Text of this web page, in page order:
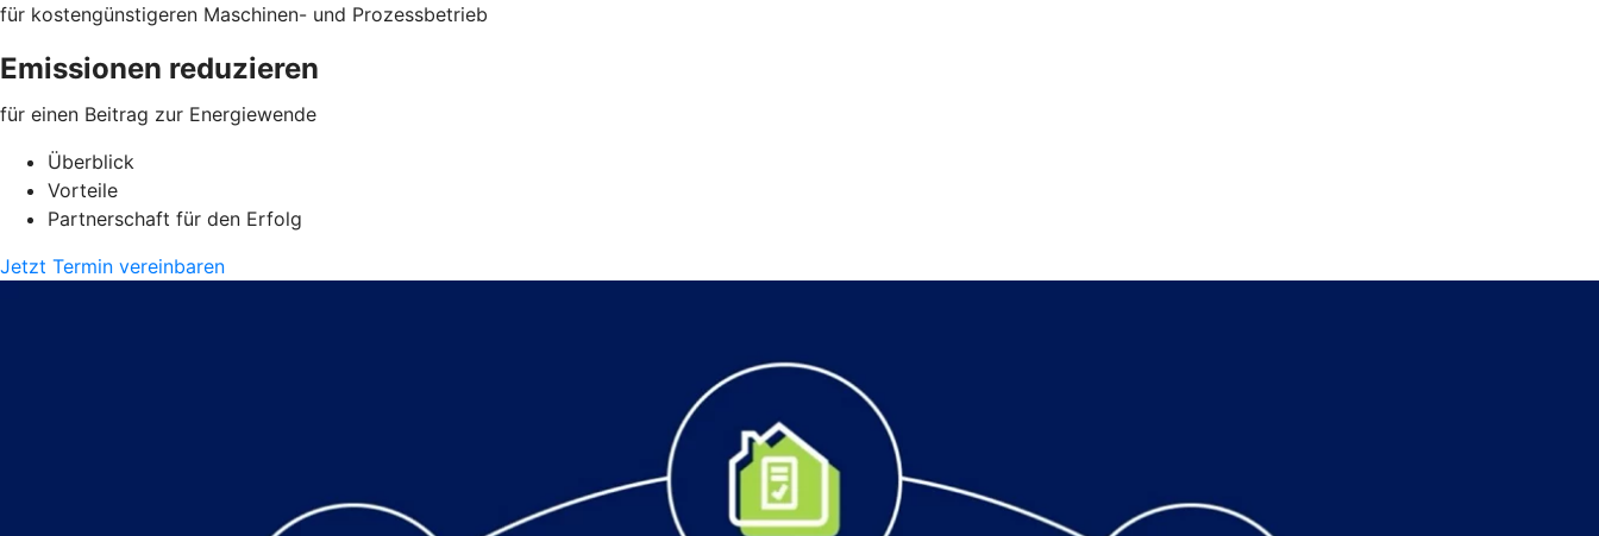
für kostengünstigeren Maschinen- und Prozessbetrieb
Emissionen reduzieren
für einen Beitrag zur Energiewende
Überblick
Vorteile
Partnerschaft für den Erfolg
Jetzt Termin vereinbaren